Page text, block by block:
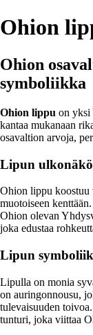
Ohion
Ohion
symboliikka
Ohion lippu on yksi
kantaa mukanaan
osavaltion arvoja,
Lipun ulkonäkö
Ohion lippu koostuu
muotoiseen
Ohion olevan
joka edustaa
Lipun
Lipulla on monia
on auringonnousu,
tulevaisuuden
tunturi, joka viittaa